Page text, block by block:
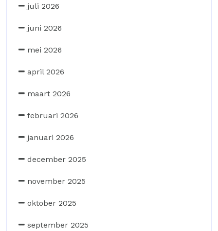
juli 2026
juni 2026
mei 2026
april 2026
maart 2026
februari 2026
januari 2026
december 2025
november 2025
oktober 2025
september 2025